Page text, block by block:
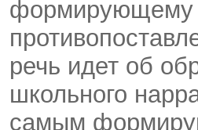
формирующему
речь идет об
школьного
самым